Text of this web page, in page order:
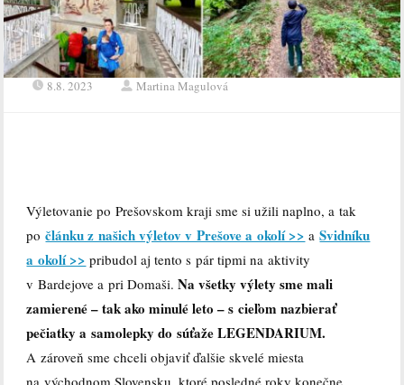
8.8. 2023 Martina Magulová
Výletovanie po Prešovskom kraji sme si užili naplno, a tak
počlánku z našich výletov v Prešove a okolí >> aSvidníku
a okolí >> pribudol aj tento s pár tipmi na aktivity
v Bardejove a pri Domaši.Na všetky výlety sme mali
zamierené – tak ako minulé leto – s cieľom nazbierať
pečiatky a samolepky do súťaže LEGENDARIUM.
A zároveň sme chceli objaviť ďalšie skvelé miesta